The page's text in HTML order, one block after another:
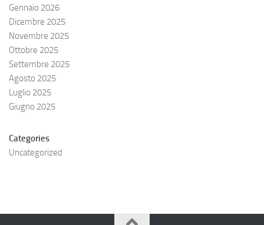
Gennaio 2026
Dicembre 2025
Novembre 2025
Ottobre 2025
Settembre 2025
Agosto 2025
Luglio 2025
Giugno 2025
Categories
Uncategorized